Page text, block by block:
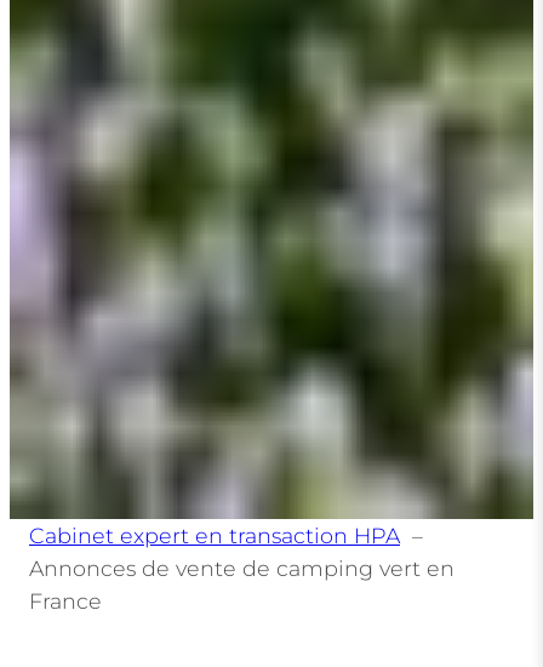
Cabinet expert en transaction HPA
Annonces de vente de camping vert en
France